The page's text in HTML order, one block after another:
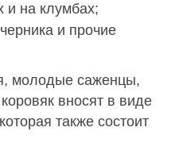
и на клумбах;
и прочие
молодые саженцы,
вносят в виде
также состоит